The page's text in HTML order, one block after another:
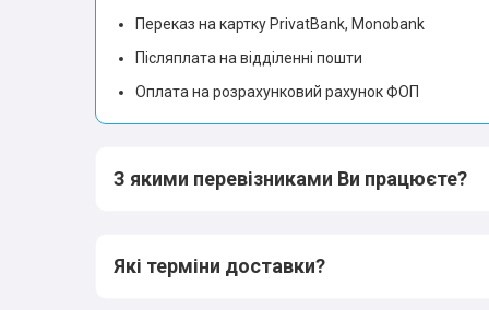
Переказ на картку PrivatBank, Monobank
Післяплата на відділенні пошти
Оплата на розрахунковий рахунок ФОП
З якими перевізниками Ви працюєте?
Які терміни доставки?